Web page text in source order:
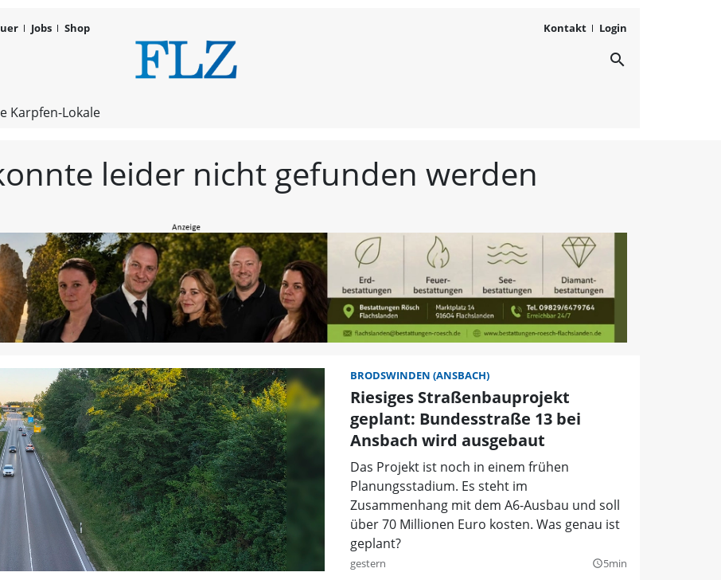
Jobs Shop Kontakt Login
FLZ – Nachrichten aus search
Karpfen-Lokale
leider nicht gefunden werden
BRODSWINDEN (ANSBACH)
Riesiges Straßenbauprojekt
geplant: Bundesstraße 13 bei
Ansbach wird ausgebaut
Das Projekt ist noch in einem frühen
Planungsstadium. Es steht im
Zusammenhang mit dem A6-Ausbau und soll
über 70 Millionen Euro kosten. Was genau ist
geplant?
gestern query_builder5min